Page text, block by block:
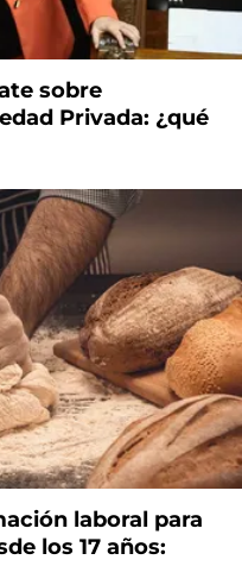
sobre
Privada: ¿qué
laboral para
los 17 años: